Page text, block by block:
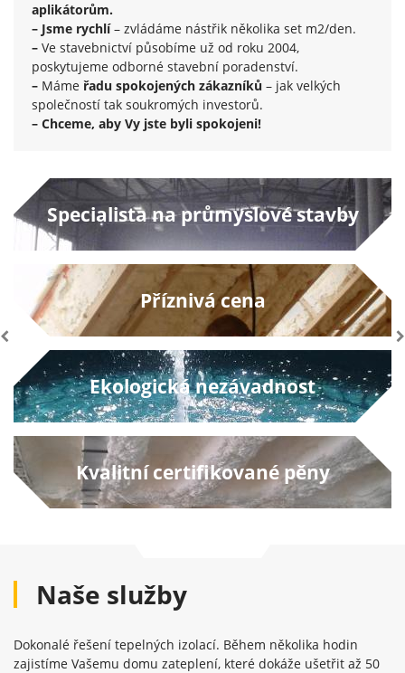
aplikátorům.
– Jsme rychlí– zvládáme nástřik několika set m2/den.
– Ve stavebnictví působíme už od roku 2004,
poskytujeme odborné stavební poradenství.
– Máme řadu spokojených zákazníků – jak velkých
společností tak soukromých investorů.
– Chceme, aby Vy jste byli spokojeni!
Specialista na průmyslové stavby
Příznivá cena
Ekologická nezávadnost
Kvalitní certifikované pěny
Previous
Naše služby
Dokonalé řešení tepelných izolací. Během několika hodin
zajistíme Vašemu domu zateplení, které dokáže ušetřit až 50
toho, jak
je web
používán.
Experience
fungovaly
při vaší
návštěvě co
cookies
odmítnete,
některé
funkce z
Marketing
Sdílením svých
zájmů a chování při
návštěvě našich
stránek zvyšujete
šanci na zobrazení
personalizovaného